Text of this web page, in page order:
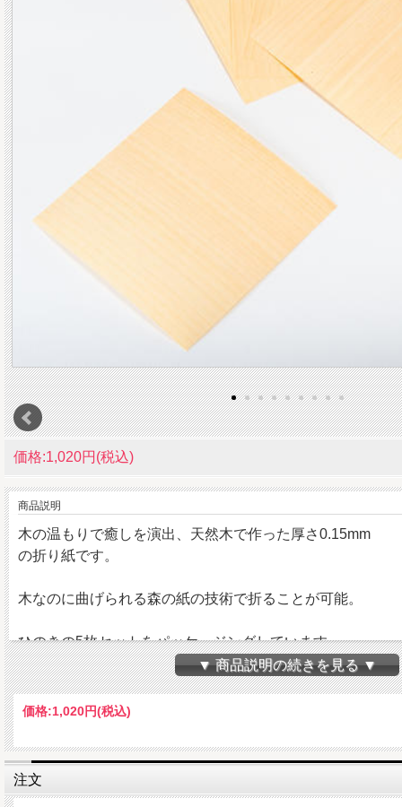
価格:1,020円(税込)
商品説明
木の温もりで癒しを演出、天然木で作った厚さ0.15mm
の折り紙です。
木なのに曲げられる森の紙の技術で折ることが可能。
ひのきの5枚セットをパッケージングしています。
燃やしても有害物質を発生させず、紙同様リサイクルも
可能な環境にも配慮した将来性のあるエコな素材です。
●サイズ：150×150mm
●厚さ：0.15mm
▼ 商品説明の続きを見る ▼
価格:1,020円(税込)
注文